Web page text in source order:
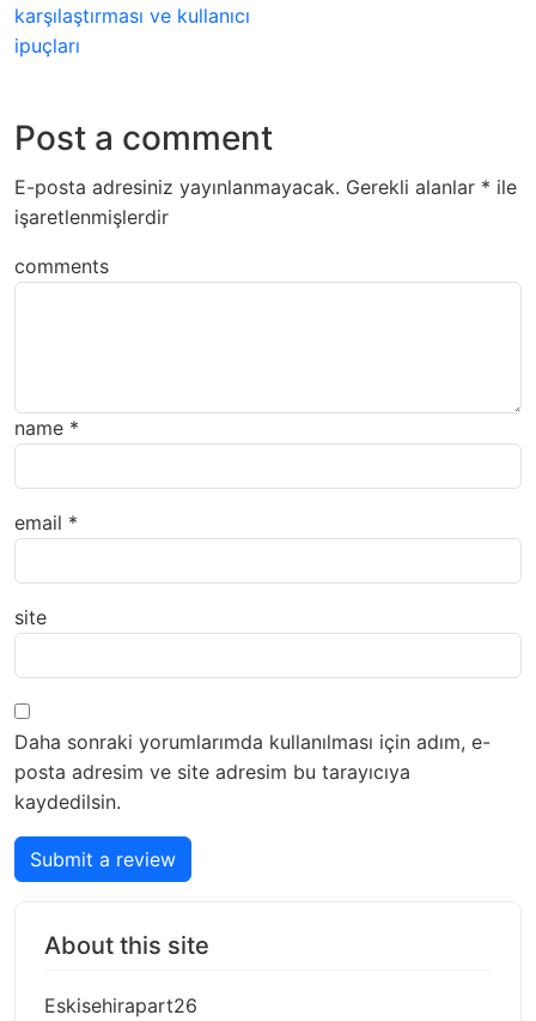
karşılaştırması ve kullanıcı
ipuçları
Post a comment
E-posta adresiniz yayınlanmayacak. Gerekli alanlar * ile
işaretlenmişlerdir
comments
name *
email *
site
Daha sonraki yorumlarımda kullanılması için adım, e-
posta adresim ve site adresim bu tarayıcıya
kaydedilsin.
Submit a review
About this site
Eskisehirapart26